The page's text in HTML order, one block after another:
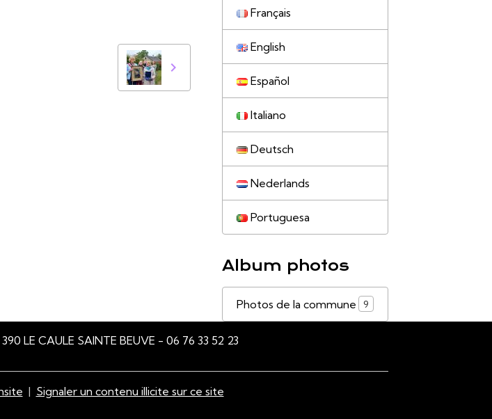
Français
English
Español
Italiano
Deutsch
Nederlands
Portuguesa
Album photos
Photos de la commune 9
LE CAULE SAINTE BEUVE - 06 76 33 52 23
Signaler un contenu illicite sur ce site